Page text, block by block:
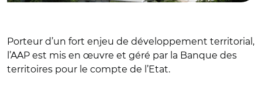
Porteur d’un fort enjeu de développement territorial,
l’AAP est mis en œuvre et géré par la Banque des
territoires pour le compte de l’Etat.